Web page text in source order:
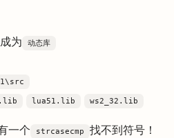
为 动态库
lua51.lib ws2_32.lib
一个 strcasecmp
找不到符号！